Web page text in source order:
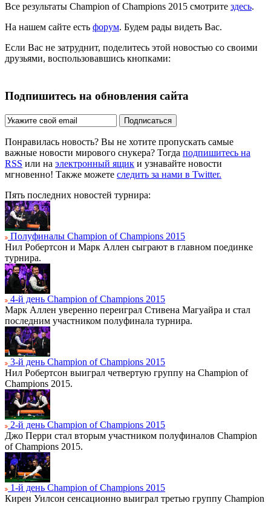
Все результаты Champion of Champions 2015 смотрите здесь.
На нашем сайте есть форум. Будем рады видеть Вас.
Если Вас не затруднит, поделитесь этой новостью со своими
друзьями, воспользовавшись кнопками:
Подпишитесь на обновления сайта
Подписаться
Понравилась новость? Вы не хотите пропускать самые
важные новости мирового снукера? Тогда подпишитесь на
RSS или на электронный ящик и узнавайте новости
мгновенно! Также можете следить за нами в Twitter.
Пять последних новостей турнира:
Полуфиналы Champion of Champions 2015
Нил Робертсон и Марк Аллен сыграют в главном поединке
турнира.
4-й день Champion of Champions 2015
Марк Аллен уверенно переиграл Стивена Магуайра и стал
последним участником полуфинала турнира.
3-й день Champion of Champions 2015
Нил Робертсон выиграл четвертую группу на Champion of
Champions 2015.
2-й день Champion of Champions 2015
Джо Перри стал вторым участником полуфиналов Champion
of Champions 2015.
1-й день Champion of Champions 2015
Кирен Уилсон сенсационно выиграл третью группу Champion